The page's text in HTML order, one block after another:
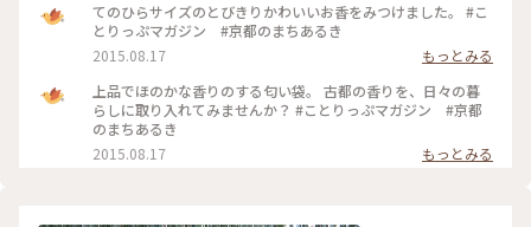
てのひらサイズのとびきりかわいいお香をみつけました。 #こ
とりっぷマガジン #京都のまちあるき
2015.08.17
もっとみる
上品でほのかな香りのする匂い袋。 古都の香りを、日々の暮
らしに取り入れてみませんか？ #ことりっぷマガジン #京都
のまちあるき
2015.08.17
もっとみる